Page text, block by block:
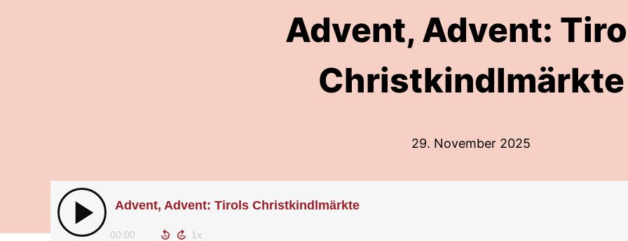
Advent, Advent:
Christkindlmärkte
29. November 2025
Advent, Advent: Tirols Christkindlmärkte
00:00